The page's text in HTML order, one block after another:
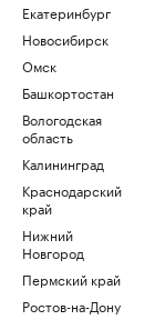
Екатеринбург
Новосибирск
Омск
Башкортостан
Вологодская
область
Калининград
Краснодарский
край
Нижний
Новгород
Пермский край
Ростов-на-Дону